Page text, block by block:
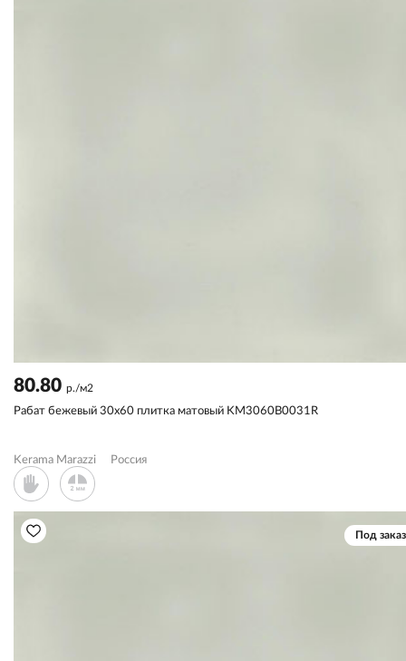
80.80 р./м2
Рабат бежевый 30x60 плитка матовый KM3060B0031R
Kerama Marazzi Россия
Под заказ